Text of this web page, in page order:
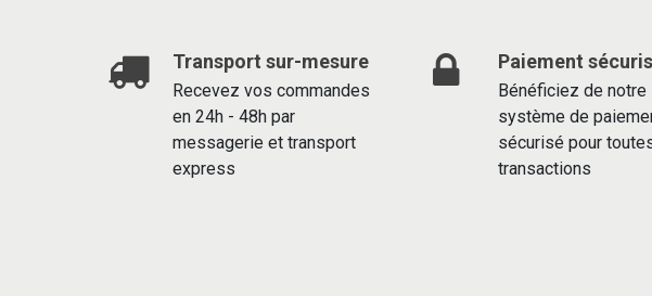
Transport sur-mesure
Recevez vos commandes
en 24h - 48h par
messagerie et transport
express
Paiement
Bénéficiez de notre
système de
sécurisé pour
transactions